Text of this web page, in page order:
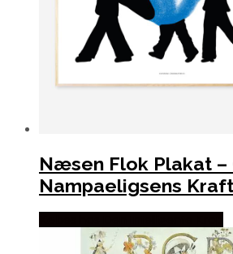
Næsen Flok Plakat –
Nampaeligsens